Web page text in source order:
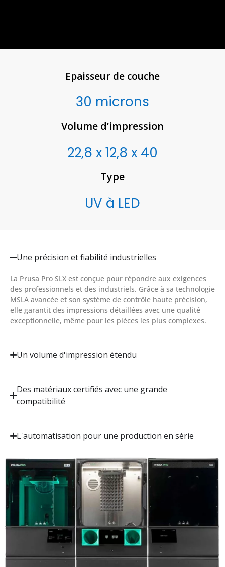
Epaisseur de couche
30 microns
Volume d’impression
22,8 x 12,8 x 40
Type
UV à LED
Une précision et fiabilité industrielles
La Prusa Pro SLX est conçue pour répondre aux exigences
des professionnels et des industriels. Grâce à sa technologie
MSLA avancée et son système de contrôle haute précision,
elle garantit des impressions détaillées avec une qualité
exceptionnelle, même pour les pièces les plus complexes.
Un volume d'impression étendu
Des matériaux certifiés avec une grande
compatibilité
L'automatisation pour une production en série